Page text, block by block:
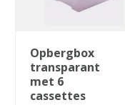
opbergbox
transparant
met 6
cassettes